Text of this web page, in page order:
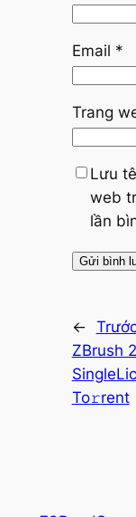
Email *
Trang
Lưu
web
lần
←
ZBrush
To𝚛rent